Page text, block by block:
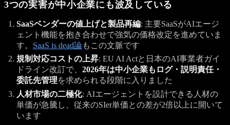
3つの実害が中小企業にも波及している
SaaSベンダーの値上げと製品再編: 主要SaaSがAIエージ
ェント機能を抱き合わせで強気の価格改定を進めていま
す。 SaaS is dead論もこの文脈です
規制対応コストの上昇: EU AI Actと日本のAI事業者ガイ
ドライン改訂で、 2026年は中小企業もログ・説明責任・
委託先管理を求められる段階に入りました
人材市場の二極化: AIエージェントを設計できる人材の
単価が急騰し、従来のSIer単価との差が2倍以上に開いて
います